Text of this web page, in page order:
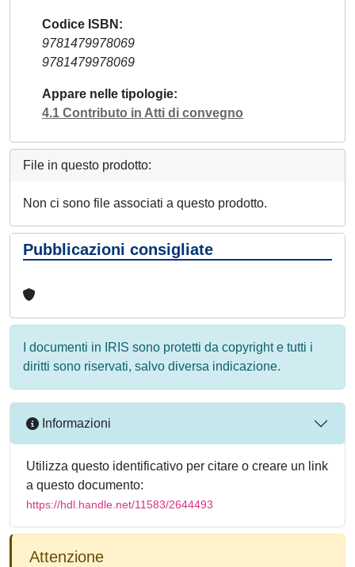
Codice ISBN
9781479978069
9781479978069
Appare nelle tipologie
4.1 Contributo in Atti di convegno
File in questo prodotto:
Non ci sono file associati a questo prodotto.
Pubblicazioni consigliate
I documenti in IRIS sono protetti da copyright e tutti i
diritti sono riservati, salvo diversa indicazione.
Informazioni
Utilizza questo identificativo per citare o creare un link
a questo documento:
https://hdl.handle.net/11583/2644493
Attenzione